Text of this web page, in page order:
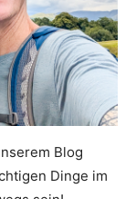
Blog
Dinge im